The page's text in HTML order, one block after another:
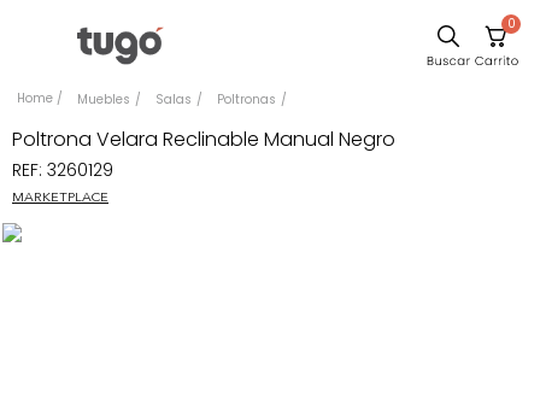
0
Muebles Salas Poltronas
Poltrona Velara Reclinable Manual Negro
REF: 3260129
MARKETPLACE
Comedor
Escritorio